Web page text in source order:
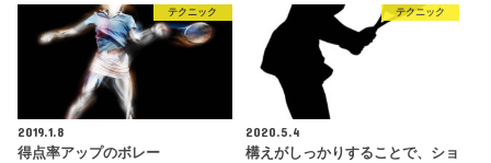
テクニック
2019.1.8
得点率アップのボレー
テクニック
2020.5.4
構えがしっかりすることで、ショ